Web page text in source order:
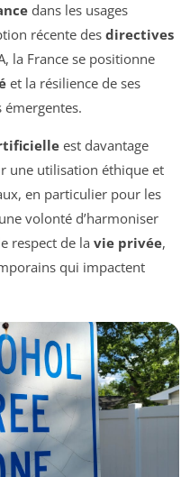
dans les usages
récente des directives
la France se positionne
et la résilience de ses
émergentes.
est davantage
une utilisation éthique et
en particulier pour les
volonté d’harmoniser
respect de la vie privée,
qui impactent